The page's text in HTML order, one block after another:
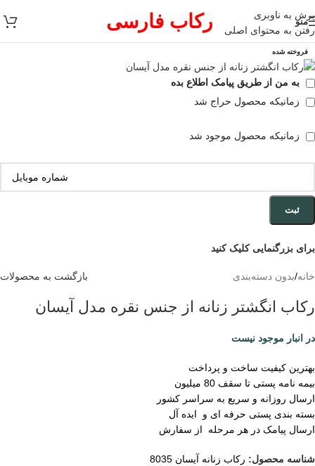
پرش به ناوبری
رفتن به محتوای اصلی
منو رکاب فارسی
فروخته شده
به من از طریق پیامک اطلاع بده
زمانیکه محصول حراج شد
زمانیکه محصول موجود شد
ثبت
برای بزرگنمایی کلیک کنید
خانه/بدون دسته‌بندی بازگشت به محصولات
رکاب انگشتر زنانه از جنس نقره مدل آیسان
در انبار موجود نیست
بهترین کیفیت ساخت و پرداخت
بیمه نامه پستی تا سقف 80 میلیون
ارسال روزانه و سریع به سراسر کشور
بسته بندی پستی حرفه ای و ایده آل
ارسال پیامک در هر مرحله از سفارش
شناسه محصول: رکاب زنانه آیسان 8035